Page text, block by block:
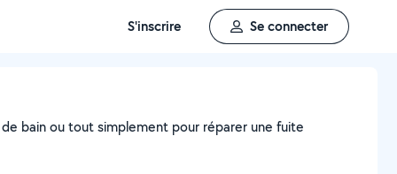
S'inscrire Se connecter
bain ou tout simplement pour réparer une fuite